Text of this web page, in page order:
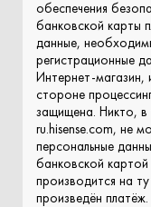
обеспечения
банковской карты
данные,
регистрационные
Интернет-
стороне
защищена. Никто, в
ru.hisense.com, не
персональные
банковской
производится на
произведён платёж.